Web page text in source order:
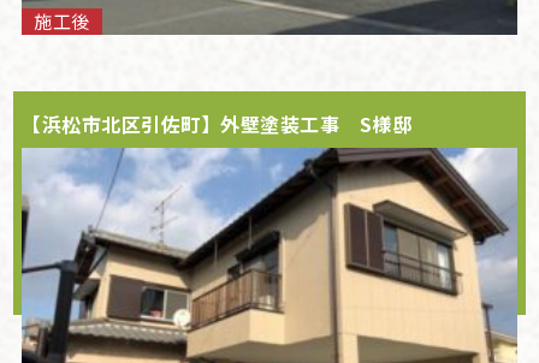
施工後
【浜松市北区引佐町】外壁塗装工事 S様邸